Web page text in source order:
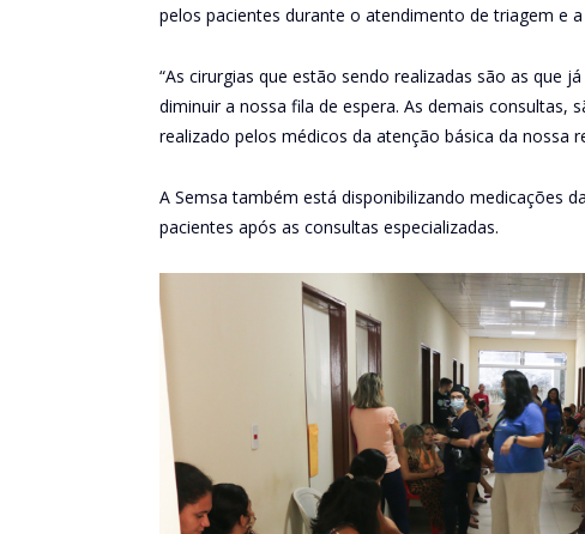
pelos pacientes durante o atendimento de triagem e
“As cirurgias que estão sendo realizadas são as que
diminuir a nossa fila de espera. As demais consultas,
realizado pelos médicos da atenção básica da nossa
A Semsa também está disponibilizando medicações
pacientes após as consultas especializadas.